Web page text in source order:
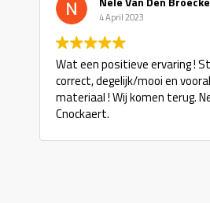
4 April 2023
Wat een positieve ervaring !
correct, degelijk/mooi en
materiaal ! Wij komen terug.
Cnockaert.